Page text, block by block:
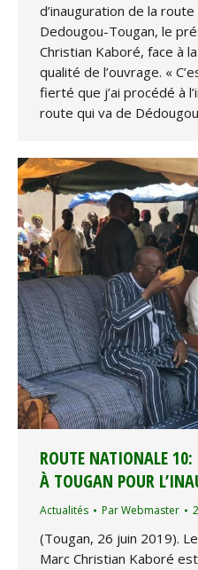
d’inauguration de la
Dedougou-Tougan, le
Christian Kaboré, face à
qualité de l’ouvrage. «
fierté que j’ai procédé à
route qui va de
ROUTE NATIONALE 10:
À TOUGAN POUR
Actualités ParWebmaster
(Tougan, 26 juin 2019).
Marc Christian Kaboré